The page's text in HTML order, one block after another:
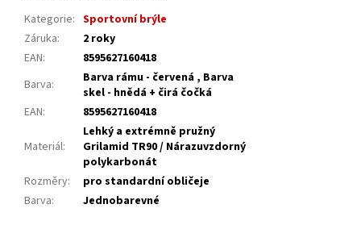
Kategorie: Sportovní brýle
Záruka:
2 roky
EAN:
8595627160418
Barva:
Barva rámu - červená , Barva
skel - hnědá + čirá čočká
EAN: 8595627160418
Materiál:
Lehký a extrémně pružný
Grilamid TR90 / Nárazuvzdorný
polykarbonát
Rozměry:
pro standardní obličeje
Barva: Jednobarevné